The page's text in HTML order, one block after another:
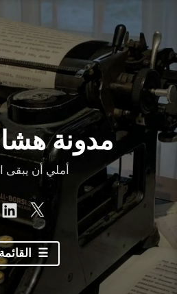
إلى
المحتوى
مدونة
أملي أن يبقى